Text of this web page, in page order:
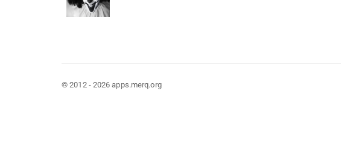
© 2012 - 2026 apps.merq.org